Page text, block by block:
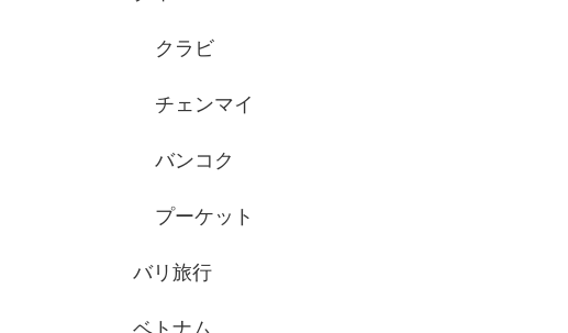
クラビ
チェンマイ
バンコク
プーケット
バリ旅行
ベトナム